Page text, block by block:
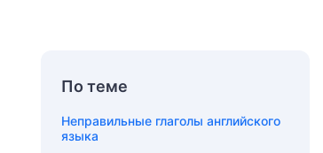
По теме
Неправильные глаголы английского
языка